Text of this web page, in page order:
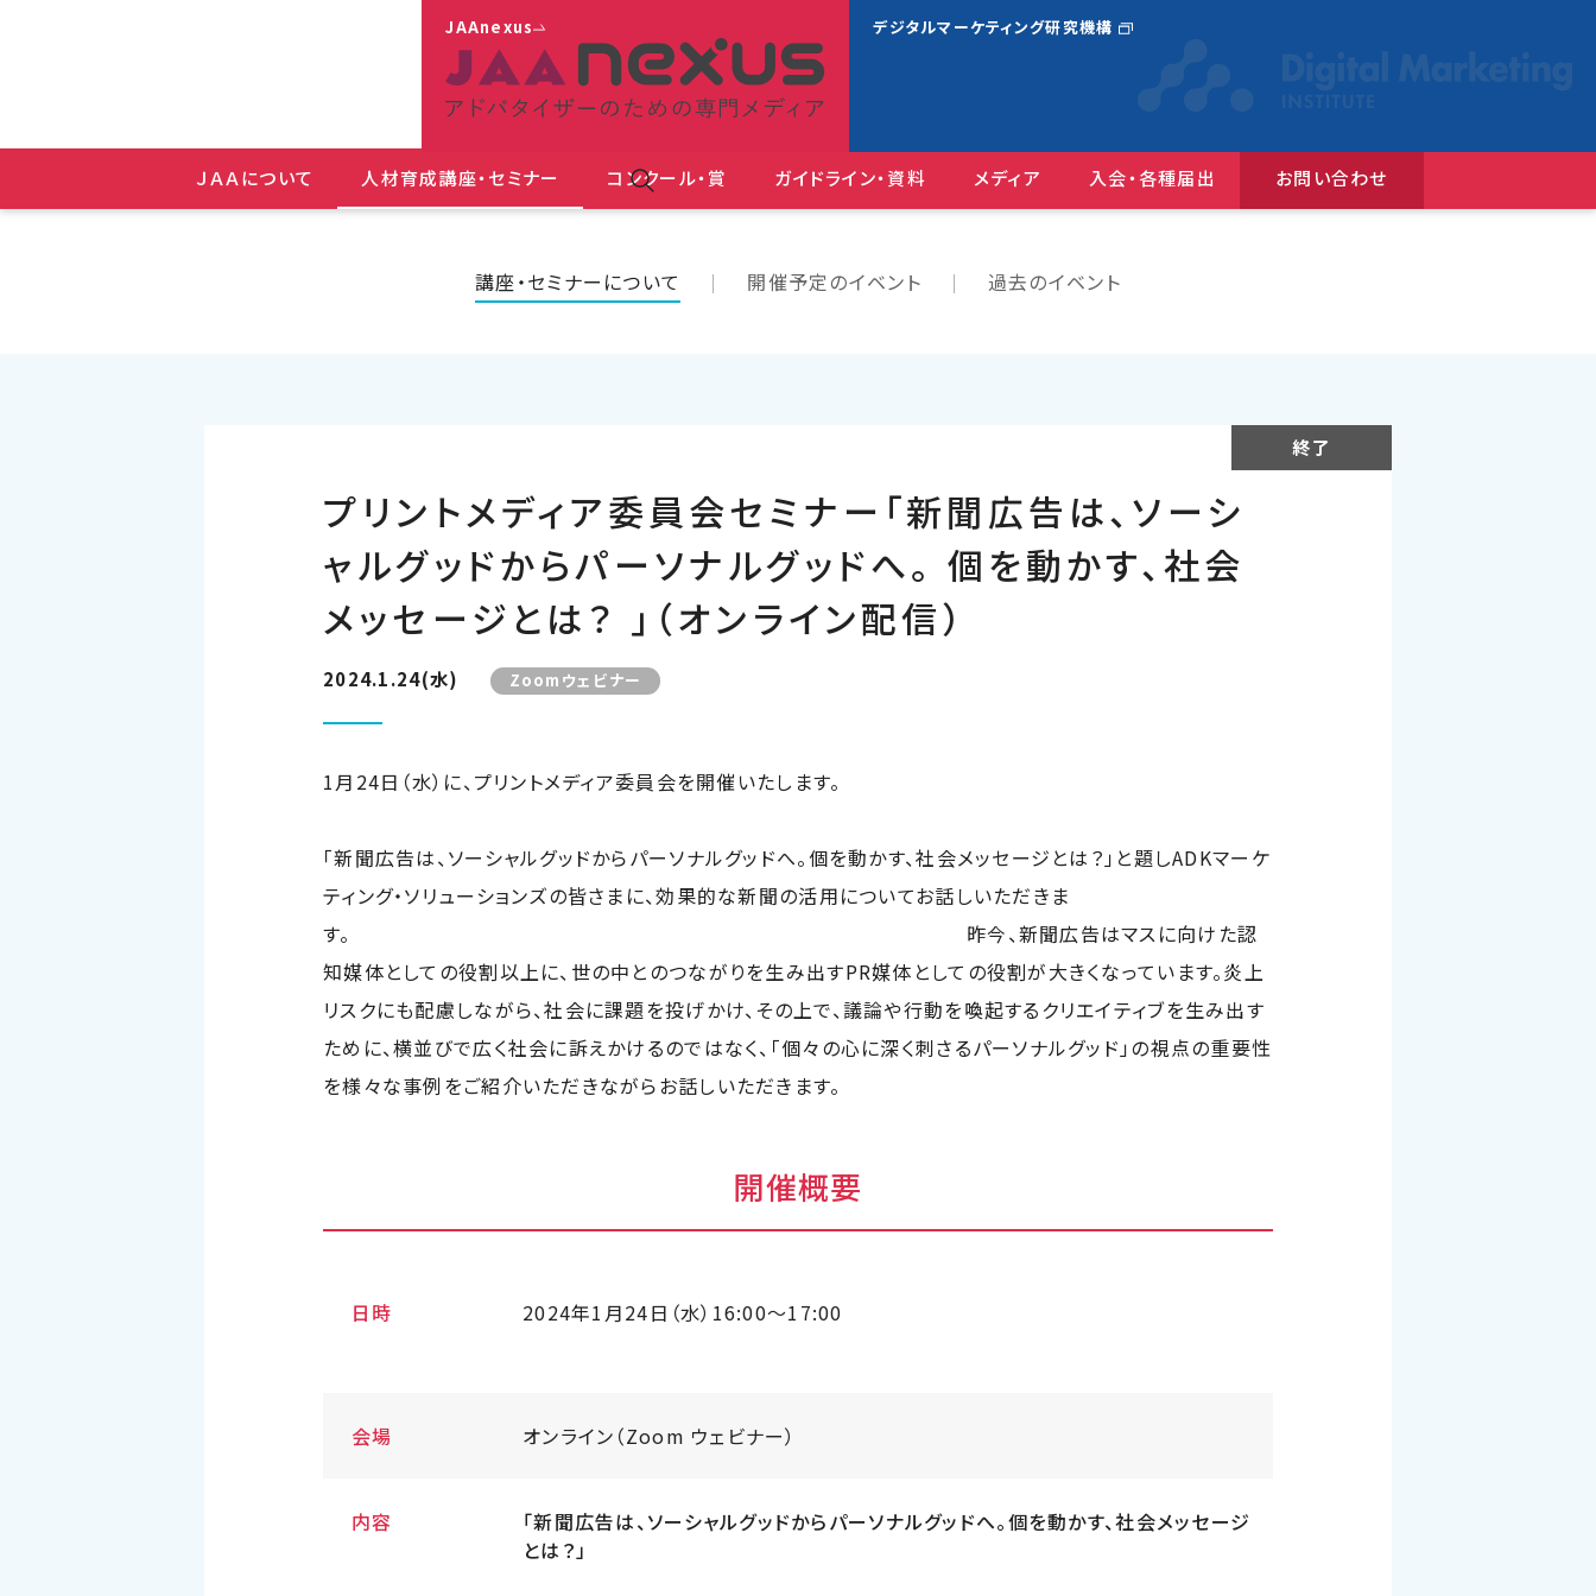
ＪＡＡについて 人材育成講座・セミナー コンクール・賞 ガイドライン・資料 メディア 入会・各種届出 お問い合わせ
JAAnexus デジタルマーケティング研究機構
講座・セミナーについて 開催予定のイベント 過去のイベント
プリントメディア委員会セミナー「新聞広告は、ソーシ
ャルグッドからパーソナルグッドへ。 個を動かす、社会
メッセージとは？ 」（オンライン配信）
2024.1.24(水) Zoomウェビナー
1月 24日（水）に、プリントメディア委員会を開催いたします。
「新聞広告は、ソーシャルグッドからパーソナルグッドへ。個を動かす、社会メッセージとは？」と題しADKマーケ
ティング・ソリューションズの皆さまに、効果的な新聞の活用についてお話しいただきま
す。 昨今、新聞広告はマスに向けた認
知媒体としての役割以上に、世の中とのつながりを生み出すPR媒体としての役割が大きくなっています。炎上
リスクにも配慮しながら、社会に課題を投げかけ、その上で、議論や行動を喚起するクリエイティブを生み出す
ために、横並びで広く社会に訴えかけるのではなく、「個々の心に深く刺さるパーソナルグッド」の視点の重要性
を様々な事例をご紹介いただきながらお話しいただきます。
開催概要
日時 2024年1月24日（水）16:00～17:00
会場 オンライン（Zoom ウェビナー）
内容
「新聞広告は、ソーシャルグッドからパーソナルグッドへ。個を動かす、社会メッセージ
とは？」
終了